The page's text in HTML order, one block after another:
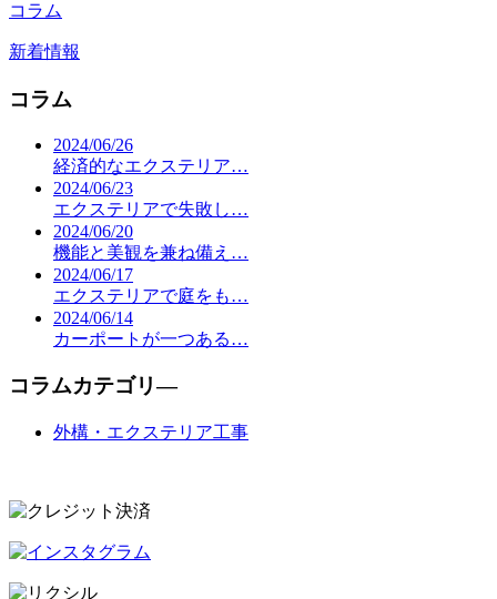
コラム
新着情報
コラム
2024/06/26
経済的なエクステリア…
2024/06/23
エクステリアで失敗し…
2024/06/20
機能と美観を兼ね備え…
2024/06/17
エクステリアで庭をも…
2024/06/14
カーポートが一つある…
コラムカテゴリ―
外構・エクステリア工事